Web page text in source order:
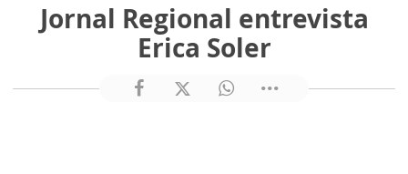
Jornal Regional entrevista
Erica Soler